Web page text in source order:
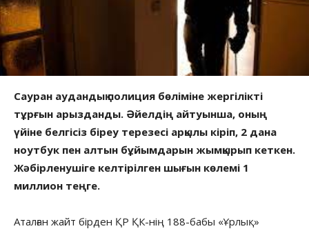
Сауран аудандық полиция бөліміне жергілікті
тұрғын арызданды. Әйелдің айтуынша, оның
үйіне белгісіз біреу терезесі арқылы кіріп, 2 дана
ноутбук пен алтын бұйымдарын жымқырып кеткен.
Жәбірленушіге келтірілген шығын көлемі 1
миллион теңге.
Аталған жайт бірден ҚР ҚК-нің 188-бабы «Ұрлық»